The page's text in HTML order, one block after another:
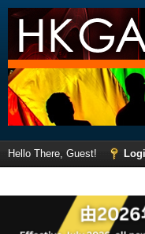
Hello There, Guest!